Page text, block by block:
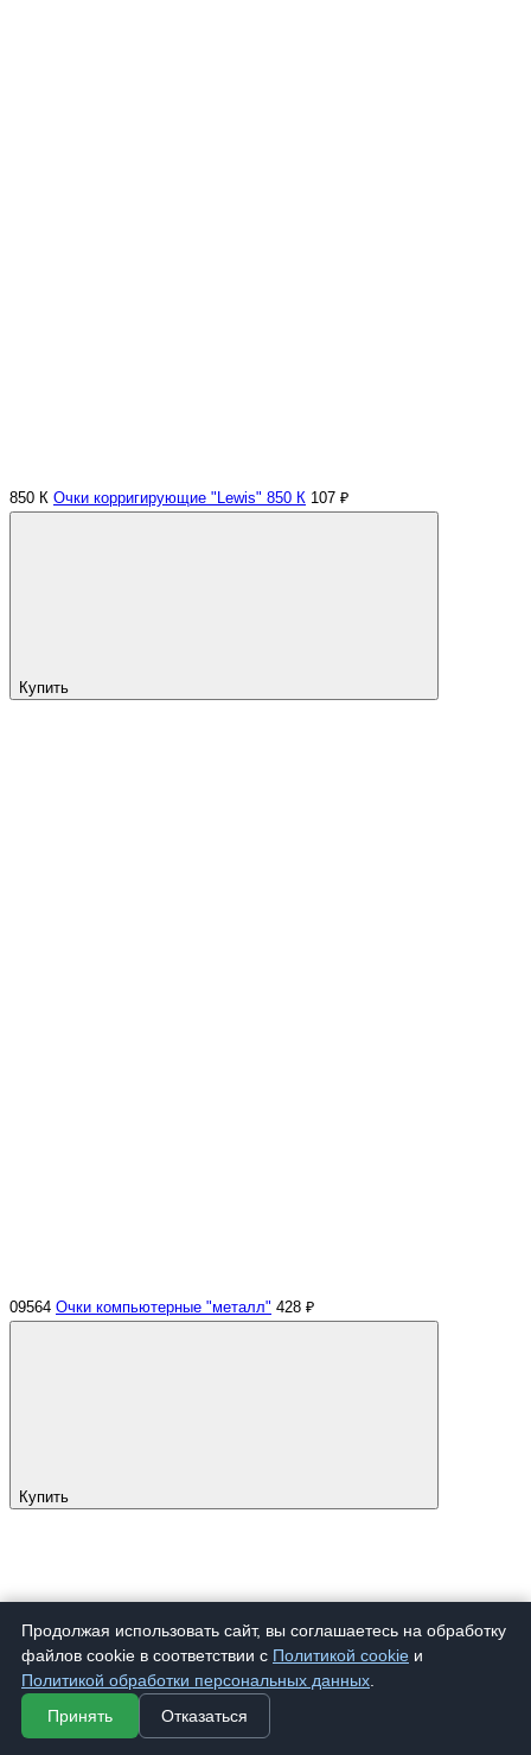
850 К Очки корригирующие "Lewis" 850 К 107 ₽
Купить
09564 Очки компьютерные "металл" 428 ₽
Купить
Продолжая использовать сайт, вы соглашаетесь на обработку
файлов cookie в соответствии с Политикой cookie и
Политикой обработки персональных данных
Принять
Отказаться